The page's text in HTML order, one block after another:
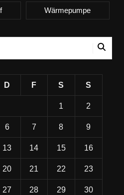
Wärmepumpe
D F S S
1 2
6 7 8 9
13 14 15 16
20 21 22 23
27 28 29 30